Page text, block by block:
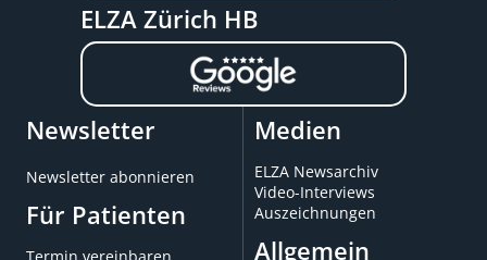
ELZA Zürich HB
Newsletter
Newsletter abonnieren
Für Patienten
Medien
ELZA Newsarchiv
Video-Interviews
Auszeichnungen
Allgemein